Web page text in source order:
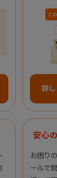
詳し
安心
お困り
ールで